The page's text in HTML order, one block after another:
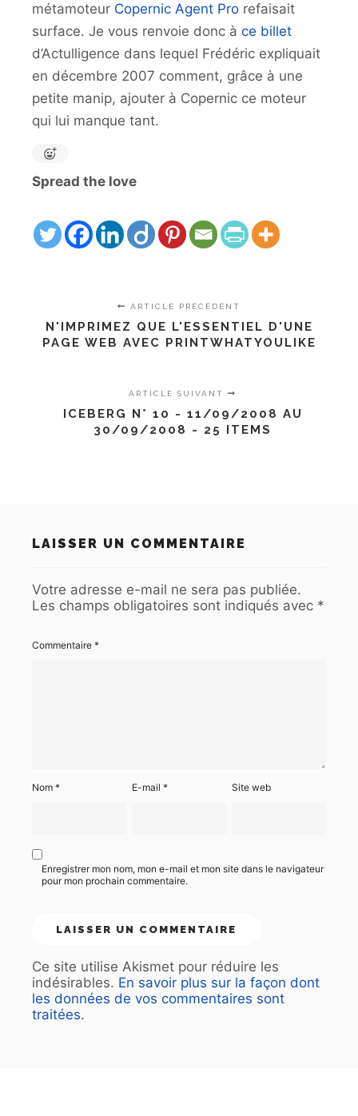
métamoteur Copernic Agent Pro refaisait
surface. Je vous renvoie donc à ce billet
d’Actulligence dans lequel Frédéric expliquait
en décembre 2007 comment, grâce à une
petite manip, ajouter à Copernic ce moteur
qui lui manque tant.
Spread the love
ARTICLE PRÉCÉDENT
N'IMPRIMEZ QUE L'ESSENTIEL D'UNE
PAGE WEB AVEC PRINTWHATYOULIKE
ARTICLE SUIVANT
ICEBERG N° 10 - 11/09/2008 AU
30/09/2008 - 25 ITEMS
LAISSER UN COMMENTAIRE
Votre adresse e-mail ne sera pas publiée.
Les champs obligatoires sont indiqués avec *
Commentaire *
Nom * E-mail* Site web
Enregistrer mon nom, mon e-mail et mon site dans le navigateur
pour mon prochain commentaire.
Ce site utilise Akismet pour réduire les
indésirables. En savoir plus sur la façon dont
les données de vos commentaires sont
traitées.